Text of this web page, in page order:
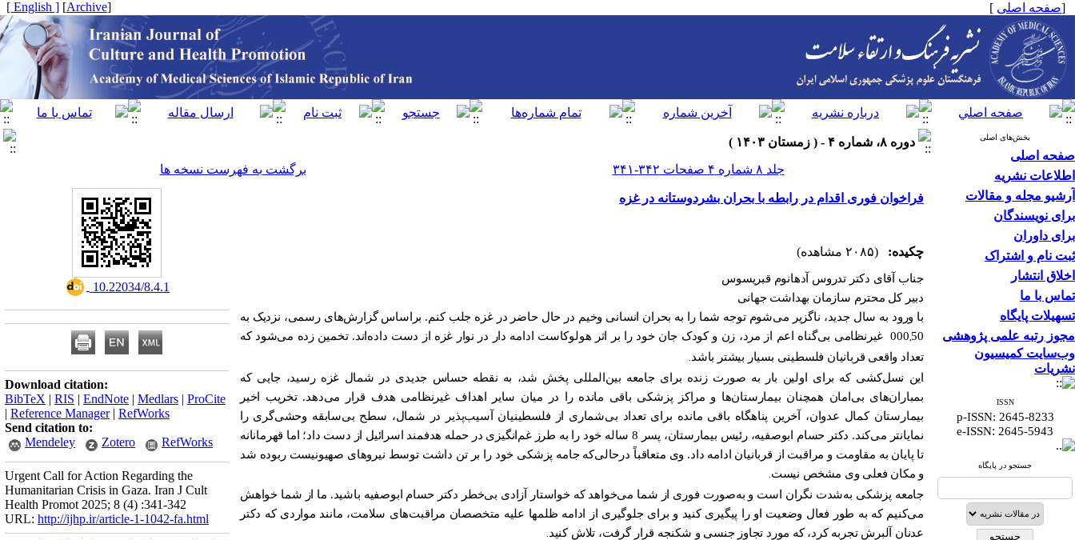
[صفحه اصلی ]
[
Archive
]
[ English ]
بخش‌های اصلی
صفحه اصلی
اطلاعات نشریه
آرشیو مجله و مقالات
برای نویسندگان
برای داوران
ثبت نام و اشتراک
اخلاق انتشار
تماس با ما
تسهیلات پایگاه
مجوز رتبه علمی پژوهشی
وب‌سایت کمیسیون
نشریات
ISSN
p-ISSN: 2645-8233
e-ISSN: 2645-5943
جستجو در پایگاه
دوره ۸، شماره ۴ - ( زمستان ۱۴۰۳ )
جلد ۸ شماره ۴ صفحات ۳۴۲-۳۴۱
برگشت به فهرست نسخه ها
فراخوان فوری اقدام در رابطه با بحران بشردوستانه در غزه
چکیده: (۲۰۸۵ مشاهده)
جناب آقای دکتر تدروس آدهانوم قبریسوس
دبیر کل محترم سازمان بهداشت جهانی
با ورود به سال جدید، ناگزیر می‌شوم توجه شما را به بحران انسانی وخیم در حال حاضر در غزه جلب کنم. براساس گزارش‌های رسمی، نزدیک به
000 ,
50 غیرنظامی بی‌گناه اعم از مرد، زن و کودک جان خود را بر اثر هولوکاست ادامه دار در نوار غزه از دست داده‌اند. تخمین زده می‌شود که
تعداد واقعی قربانیان فلسطینی بسیار بیشتر باشد
این نسل‌کشی که برای اولین بار به صورت زنده برای جامعه بین‌المللی پخش شد، به نقطه حساس جدیدی در شمال غزه رسید، جایی که
بمباران‌های بی‌امان همچنان بیمارستان‌ها و مراکز پزشکی باقی مانده را در میان سایر اهداف غیرنظامی هدف قرار می‌دهد. تخریب اخیر
بیمارستان کمال عدوان، آخرین پناهگاه باقی مانده برای تعداد بی‌شماری از فلسطینیان آسیب‌پذیر در شمال، سطح بی‌سابقه وحشی‌گری را
نمایانتر می‌کند. دکتر حسام ابوصفیه، رئیس بیمارستان، پسر 8 ساله خود را به طرز غم‌انگیزی در حمله هدفمند اسرائیل از دست داد؛ اما قهرمانانه
تا پایان به مقاومت و مراقبت از قربانیان ادامه داد. وی متعاقباً درحالی‌که جامه پزشکی خود را بر تن داشت توسط نیروهای صهیونیست ربوده شد
و مکان فعلی وی مشخص نیست
جامعه پزشکی به‌شدت نگران است و به‌صورت فوری از شما می‌خواهد که خواستار آزادی بی‌خطر دکتر حسام ابوصفیه باشید. ما از شما خواهش
می‌کنیم که به طور فعال وضعیت او را پیگیری کنید و برای جلوگیری از ادامه ظلم­ها علیه متخصصان مراقبت‌های سلامت، مانند مواردی که دکتر
عدنان آلبرش تجربه کرد، که مورد تجاوز جنسی و شکنجه قرار گرفت، تلاش کنید
‎ 10.22034/8.4.1
Download citation:
BibTeX | RIS | EndNote | Medlars | ProCite
| Reference Manager| RefWorks
Send citation to:
Mendeley
Zotero RefWorks
Urgent Call for Action Regarding the
Humanitarian Crisis in Gaza. Iran J Cult
Health Promot 2025; 8 (4) :341-342
URL: http://ijhp.ir/article-1-1042-fa.html